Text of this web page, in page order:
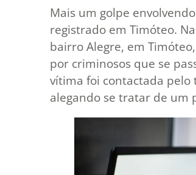
Mais um golpe
registrado em Timóteo.
bairro Alegre, em
por criminosos que se
vítima foi contactada pelo
alegando se tratar de um